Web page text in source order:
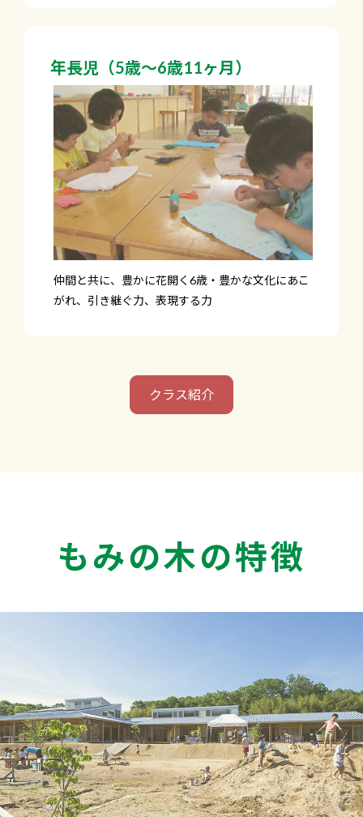
年長児（5歳～6歳11ヶ月）
仲間と共に、豊かに花開く6歳・豊かな文化にあこ
がれ、引き継ぐ力、表現する力
クラス紹介
もみの木の特徴